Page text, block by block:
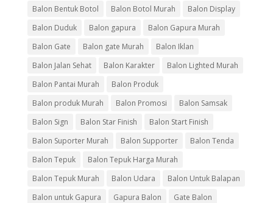
Balon Bentuk Botol Balon Botol Murah
Balon Display
Balon Duduk
Balon gapura
Balon Gapura Murah
Balon Gate
Balon gate Murah
Balon Iklan
Balon Jalan Sehat
Balon Karakter
Balon Lighted Murah
Balon Pantai Murah
Balon Produk
Balon produk Murah
Balon Promosi
Balon Samsak
Balon Sign
Balon Star Finish
Balon Start Finish
Balon Suporter Murah
Balon Supporter
Balon Tenda
Balon Tepuk
Balon Tepuk Harga Murah
Balon Tepuk Murah
Balon Udara
Balon Untuk Balapan
Balon untuk Gapura
Gapura Balon
Gate Balon